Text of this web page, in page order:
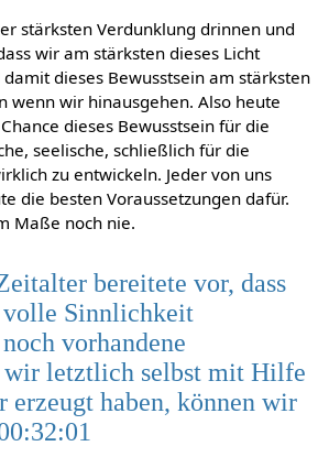
stärksten Verdunklung drinnen und
wir am stärksten dieses Licht
dieses Bewusstsein am stärksten
wenn wir hinausgehen. Also heute
dieses Bewusstsein für die
seelische, schließlich für die
zu entwickeln. Jeder von uns
die besten Voraussetzungen dafür.
Maße noch nie.
bereitete vor, dass
volle Sinnlichkeit
vorhandene
letztlich selbst mit Hilfe
erzeugt haben, können wir